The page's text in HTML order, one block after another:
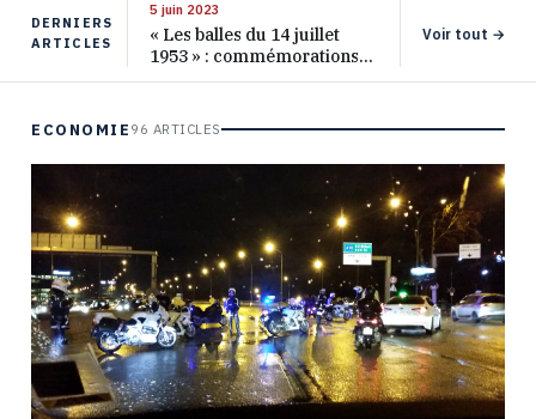
DERNIERS
ARTICLES
5 juin 2023
« Les balles du 14 juillet
1953 » : commémorations
pour les 70 ans de ce
Voir tout →
ECONOMIE 96 ARTICLES